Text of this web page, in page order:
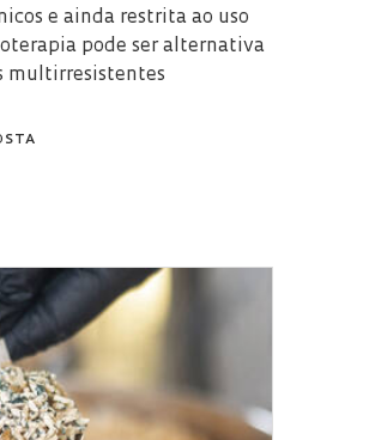
e ainda restrita ao uso
pode ser alternativa
multirresistentes